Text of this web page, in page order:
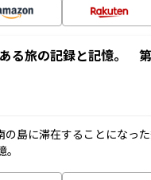
る旅の記録と記憶。
の島に滞在することになっ